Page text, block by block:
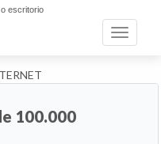
escritorio
Toggle
100.000